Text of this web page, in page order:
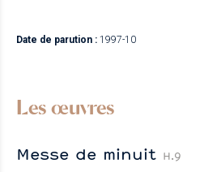
Date de parution : 1997-10
Les œuvres
Messe de minuit H.9